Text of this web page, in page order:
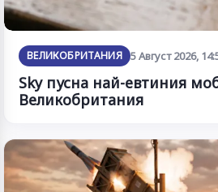
ВЕЛИКОБРИТАНИЯ 5 Август 2026,
Sky пусна най-евтиния
Великобритания